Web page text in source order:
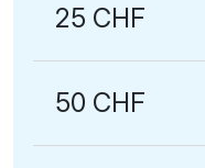
25 CHF
50 CHF